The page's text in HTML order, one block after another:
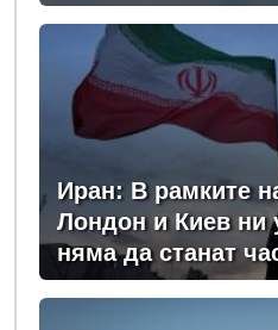
Иран: В рамките
Лондон и Киев ни
няма да станат